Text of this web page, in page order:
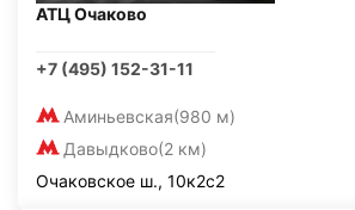
АТЦ Очаково
+7 (495) 152-31-11
Аминьевская(980 м)
Давыдково(2 км)
Очаковское ш., 10к2с2